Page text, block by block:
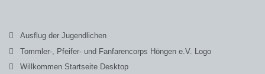
Ausflug der Jugendlichen
Tommler-, Pfeifer- und Fanfarencorps Höngen e.V. Logo
Willkommen Startseite Desktop